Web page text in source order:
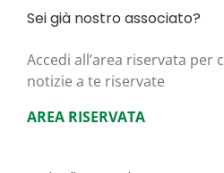
Sei già nostro associato?
Acce­di all’area riser­va­ta per
noti­zie a te riservate
AREA RISERVATA